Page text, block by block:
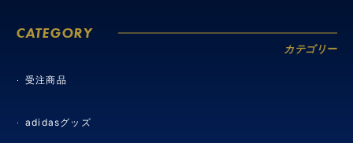
CATEGORY
カテゴリー
受注商品
adidasグッズ